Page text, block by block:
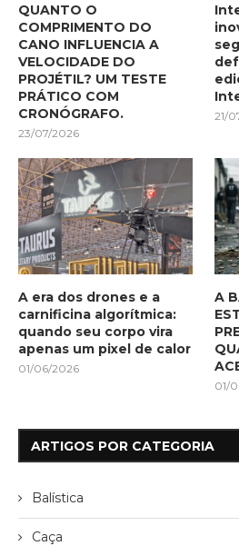
QUANTO O
COMPRIMENTO DO
CANO INFLUENCIA A
VELOCIDADE DO
PROJÉTIL? UM TESTE
PRÁTICO COM
CRONÓGRAFO.
23/07/2026
21/
A era dos drones e a
carnificina algorítmica:
quando seu corpo vira
apenas um pixel de calor
01/06/2026
A
01/
ARTIGOS POR CATEGORIA
Balística
Caça